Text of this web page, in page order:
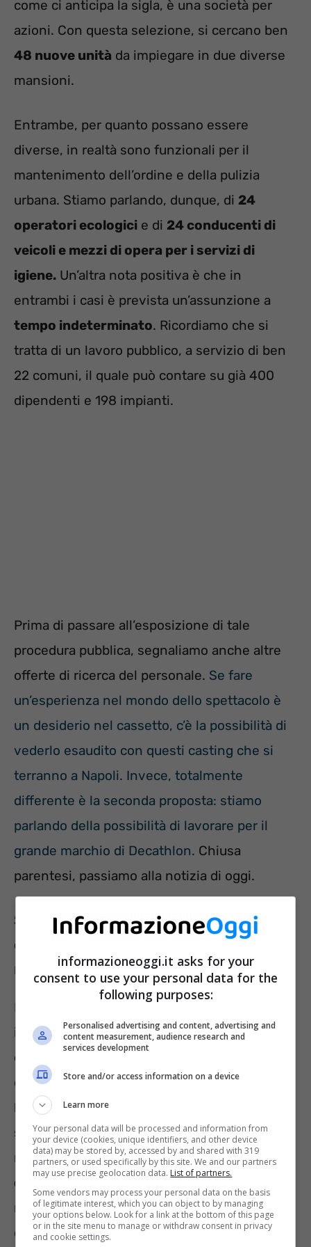
come ci anticipa la sigla, è una società per
azioni. Con questa selezione, si cercano ben
48 nuove unità da impiegare in due diverse
mansioni.
Entrambe, per quanto possano essere
diverse, in realtà sono funzionali per il
mantenimento dell’ordine e della pulizia
urbana. Stiamo parlando, dunque, di 24
operatori ecologici e di 24 conducenti di
veicoli e mezzi di opera per i servizi di
igiene. Un’altra nota positiva è che in
entrambi i casi è prevista un’assunzione a
tempo indeterminato. Ricordiamo che si
tratta di un lavoro pubblico, a servizio di ben
22 comuni, il quale può contare su già 400
dipendenti e 198 impianti.
Prima di passare all’esposizione di tale
procedura pubblica, segnaliamo anche altre
offerte di ricerca del personale. Se fare
un’esperienza nel mondo dello spettacolo è
un desiderio nel cassetto, c’è la possibilità di
vederlo esaudito con questi casting che si
terranno a Napoli. Invece, totalmente
differente è la seconda proposta: stiamo
parlando della possibilità di lavorare per il
grande marchio di Decathlon. Chiusa
parentesi, passiamo alla notizia di oggi.
Si cercano operatori ecologici e
conducenti di veicoli, quali sono i
requisiti per il personale?
In primis, bisogna possedere la cittadinanza
italiana o di uno dei paesi che facciano parte
dell’Unione Europea. Poi, è importante godere
dei diritti civili e politici, avere più di 18 anni e
la giusta idoneità psico-fisica richiesta per
simili lavori. Come unico requisito formativo è
richiesto l’aver terminatola scuola
dell’obbligo
. Inoltre, agli operatori ecologici è
richiesta la patente B, mentre ai conducenti,
di quella particolare categoria di veicoli, è
informazioneoggi.it asks for your
consent to use your personal data for the
following purposes:
Personalised advertising and content, advertising and
content measurement, audience research and
services development
Store and/or access information on a device
Learn more
Your personal data will be processed and information from
your device (cookies, unique identifiers, and other device
data) may be stored by, accessed by and shared with 319
partners, or used specifically by this site. We and our partners
may use precise geolocation data. List of partners.
Some vendors may process your personal data on the basis
of legitimate interest, which you can object to by managing
your options below. Look for a link at the bottom of this page
or in the site menu to manage or withdraw consent in privacy
and cookie settings.